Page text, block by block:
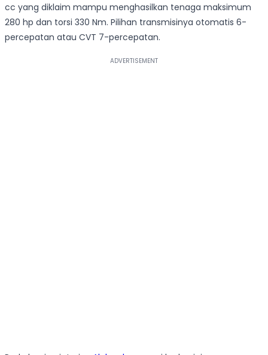
cc yang diklaim mampu menghasilkan tenaga maksimum
280 hp dan torsi 330 Nm. Pilihan transmisinya otomatis 6-
percepatan atau CVT 7-percepatan.